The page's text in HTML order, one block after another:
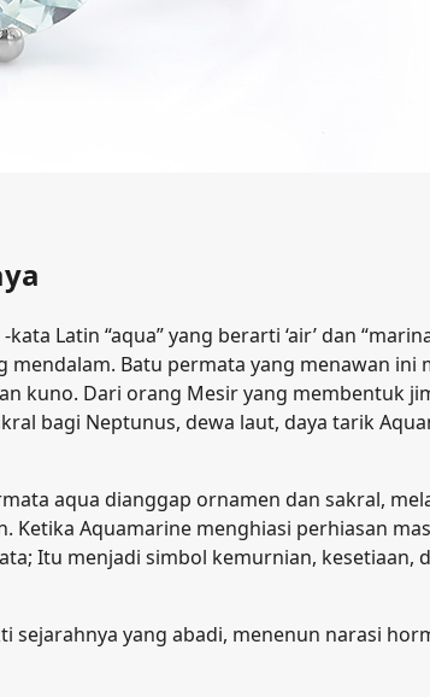
Latin “aqua” yang berarti ‘air’ dan
mendalam. Batu permata yang menawan ini
kuno. Dari orang Mesir yang membentuk
bagi Neptunus, dewa laut, daya tarik
aqua dianggap ornamen dan sakral,
Aquamarine menghiasi perhiasan
Itu menjadi simbol kemurnian, kesetiaan,
sejarahnya yang abadi, menenun narasi